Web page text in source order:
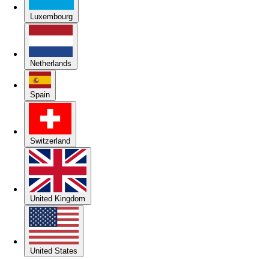
Luxembourg
Netherlands
Spain
Switzerland
United Kingdom
United States